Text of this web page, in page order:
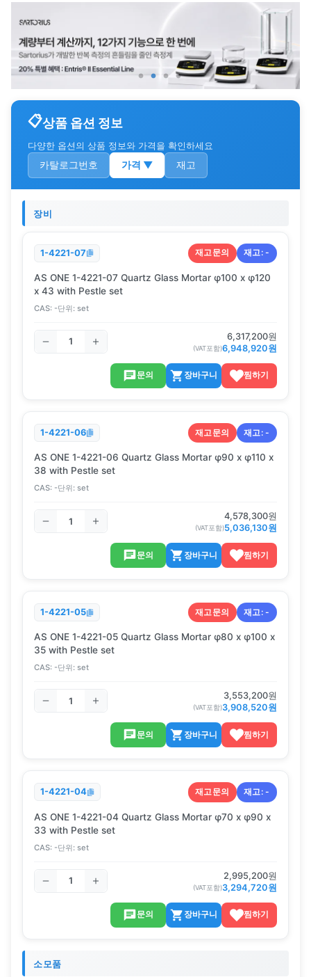
상품 옵션 정보
다양한 옵션의 상품 정보와 가격을 확인하세요
카탈로그번호 가격 ▼ 재고
장비
1-4221-07 재고문의 재고:-
AS ONE 1-4221-07 Quartz Glass Mortar φ100 x φ120
x 43 with Pestle set
CAS: -단위: set
6,317,200원
(VAT포함)6,948,920원
문의 장바구니 찜하기
1-4221-06 재고문의 재고:-
AS ONE 1-4221-06 Quartz Glass Mortar φ90 x φ110 x
38 with Pestle set
CAS: -단위: set
4,578,300원
(VAT포함)5,036,130원
문의 장바구니 찜하기
1-4221-05 재고문의 재고:-
AS ONE 1-4221-05 Quartz Glass Mortar φ80 x φ100 x
35 with Pestle set
CAS: -단위: set
3,553,200원
(VAT포함)3,908,520원
문의 장바구니 찜하기
1-4221-04 재고문의 재고:-
AS ONE 1-4221-04 Quartz Glass Mortar φ70 x φ90 x
33 with Pestle set
CAS: -단위: set
2,995,200원
(VAT포함)3,294,720원
문의 장바구니 찜하기
소모품